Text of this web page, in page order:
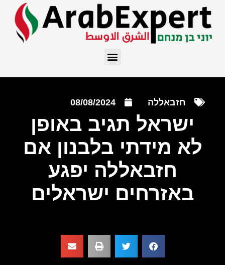
חזבאללה 08/08/2024
ישראל תגיב באופן
לא מידתי בלבנון אם
חזבאללה יפגע
באזרחים ישראלים